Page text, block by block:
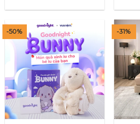
-50% -31%